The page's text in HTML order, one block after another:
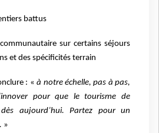
battus
sur certains séjours
et des spécificités terrain
: « à notre échelle, pas à pas,
pour que le tourisme de
aujourd’hui. Partez pour un
. »